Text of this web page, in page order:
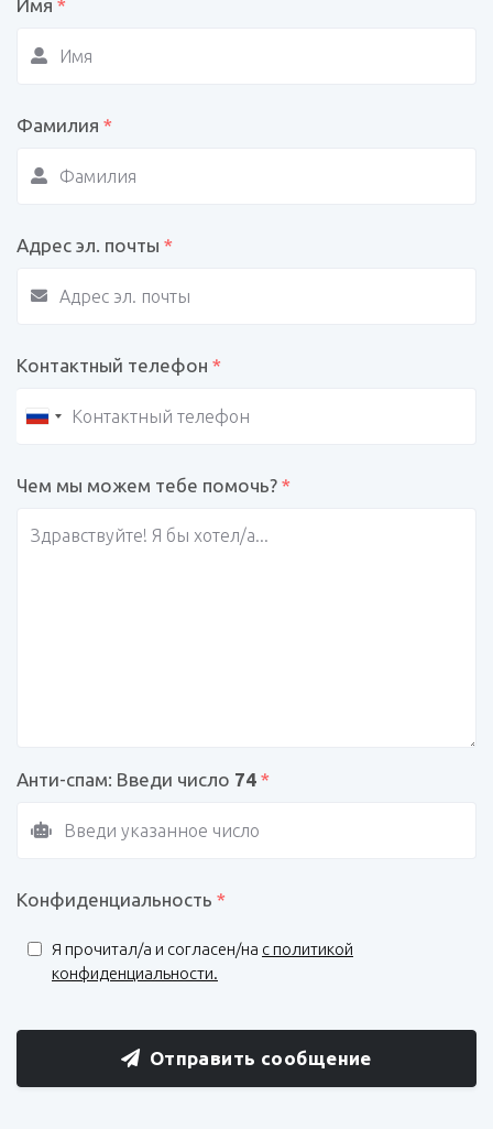
Имя *
Фамилия *
Адрес эл. почты *
Контактный телефон *
Чем мы можем тебе помочь? *
Анти-спам: Введи число 74 *
Конфиденциальность *
Я прочитал/a и согласен/на с политикой
конфиденциальности.
Отправить сообщение